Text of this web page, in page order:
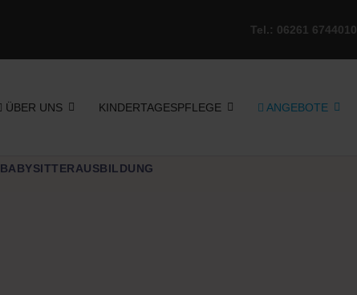
Tel.: 06261 6744010
ÜBER UNS KINDERTAGESPFLEGE ANGEBOTE
BABYSITTERAUSBILDUNG